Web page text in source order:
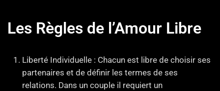
Les Règles de l’Amour Libre
Liberté Individuelle : Chacun est libre de choisir ses
partenaires et de définir les termes de ses
relations. Dans un couple il requiert un